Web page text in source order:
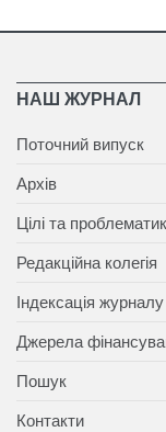
НАШ ЖУРНАЛ
Поточний випуск
Архів
Цілі та
Редакційна колегія
Індексація журналу
Джерела
Пошук
Контакти